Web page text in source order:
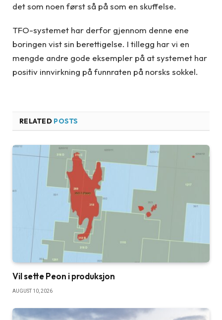
det som noen først så på som en skuffelse.
TFO-systemet har derfor gjennom denne ene
boringen vist sin berettigelse. I tillegg har vi en
mengde andre gode eksempler på at systemet har
positiv innvirkning på funnraten på norsks sokkel.
RELATED POSTS
Vil sette Peon i produksjon
AUGUST 10, 2026